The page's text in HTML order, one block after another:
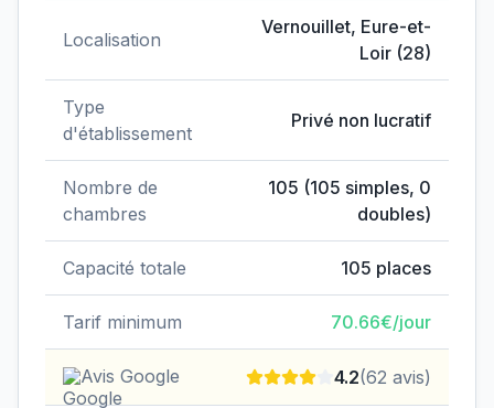
Localisation
Vernouillet, Eure-et-
Loir (28)
Type
d'établissement
Privé non lucratif
Nombre de
chambres
105 (105 simples, 0
doubles)
Capacité totale 105 places
Tarif minimum 70.66€/jour
Avis Google 4.2(62 avis)